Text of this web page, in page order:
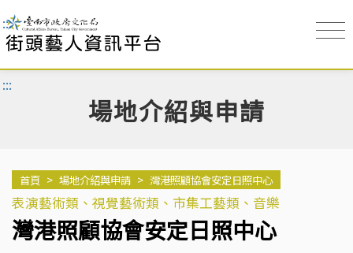
:::
:::
場地介紹與申請
首頁 > 場地介紹與申請 > 灣港照顧協會安定日照中心
表演藝術類、視覺藝術類、市集工藝類、音樂
灣港照顧協會安定日照中心